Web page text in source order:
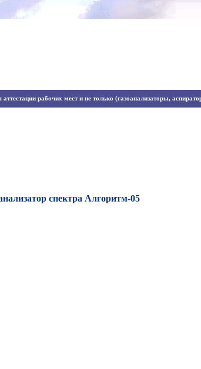
рабочих мест и не только (газоанализаторы,
спектра Алгоритм-05